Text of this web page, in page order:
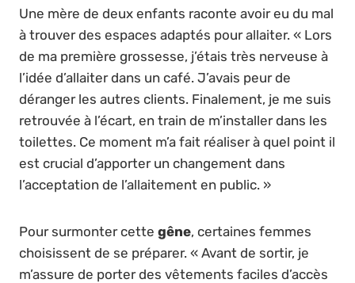
Une mère de deux enfants raconte avoir eu du mal
à trouver des espaces adaptés pour allaiter. « Lors
de ma première grossesse, j’étais très nerveuse à
l’idée d’allaiter dans un café. J’avais peur de
déranger les autres clients. Finalement, je me suis
retrouvée à l’écart, en train de m’installer dans les
toilettes. Ce moment m’a fait réaliser à quel point il
est crucial d’apporter un changement dans
l’acceptation de l’allaitement en public. »
Pour surmonter cette gêne, certaines femmes
choisissent de se préparer. « Avant de sortir, je
m’assure de porter des vêtements faciles d’accès